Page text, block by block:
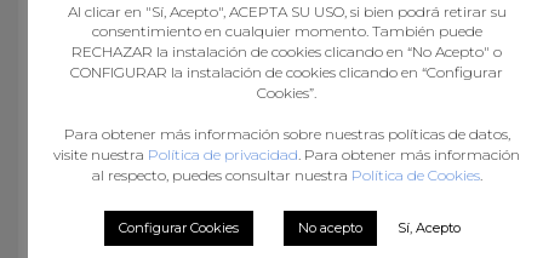
praia a diferentes areais de Galicia, nunha
tempada que acaba de comezar e que
promete emoción ata o último lanzamento.
Al clicar en "Sí, Acepto", ACEPTA SU USO, si bien podrá retirar su
consentimiento en cualquier momento. También puede
RECHAZAR la instalación de cookies clicando en “No Acepto" o
CONFIGURAR la instalación de cookies clicando en “Configurar
Cookies”.
Para obtener más información sobre nuestras políticas de datos,
visite nuestra Política de privacidad . Para obtener más información
al respecto, puedes consultar nuestra Política de Cookies.
Configurar Cookies No acepto Sí, Acepto